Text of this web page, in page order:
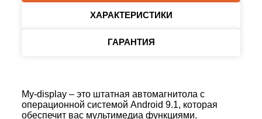
ХАРАКТЕРИСТИКИ
ГАРАНТИЯ
My-display – это штатная автомагнитола с
операционной системой Android 9.1, которая
обеспечит вас мультимедиа функциями.